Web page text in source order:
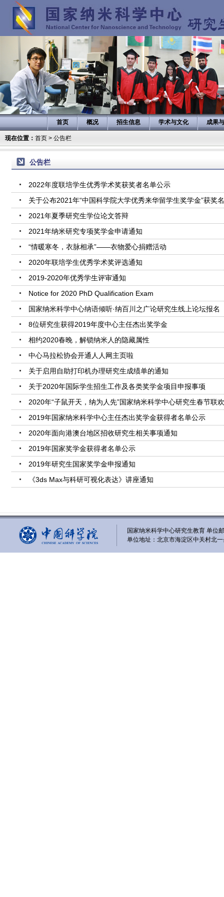
首页 概况 招生信息 学术与文化 成果
现在位置： 首页 > 公告栏
公告栏
2022年度联培学生优秀学术奖获奖者名单公示
关于公布2021年“中国科学院大学优秀来华留学生奖学金”获奖
2021年夏季研究生学位论文答辩
2021年纳米研究专项奖学金申请通知
“情暖寒冬，衣脉相承”——衣物爱心捐赠活动
2020年联培学生优秀学术奖评选通知
2019-2020年优秀学生评审通知
Notice for 2020 PhD Qualification Exam
国家纳米科学中心纳语倾听·纳百川之广论研究生线上论坛报名
8位研究生获得2019年度中心主任杰出奖学金
相约2020春晚，解锁纳米人的隐藏属性
中心马拉松协会开通人人网主页啦
关于启用自助打印机办理研究生成绩单的通知
关于2020年国际学生招生工作及各类奖学金项目申报事项
2020年“子鼠开天，纳为人先”国家纳米科学中心研究生春节联
2019年国家纳米科学中心主任杰出奖学金获得者名单公示
2020年面向港澳台地区招收研究生相关事项通知
2019年国家奖学金获得者名单公示
2019年研究生国家奖学金申报通知
《3ds Max与科研可视化表达》讲座通知
国家纳米科学中心研究生教育 单位
单位地址：北京市海淀区中关村北